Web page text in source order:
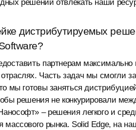
решений отвлекать наши
дистрибутируемых
партнерам
Часть задач мы смогли
мы готовы заняться
решения не конкурировали
– решения легкого и
массового рынка. Solid Edge, на